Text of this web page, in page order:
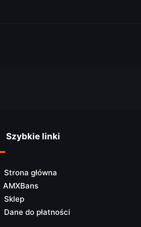
Szybkie linki
Strona główna
AMXBans
Sklep
Dane do płatności